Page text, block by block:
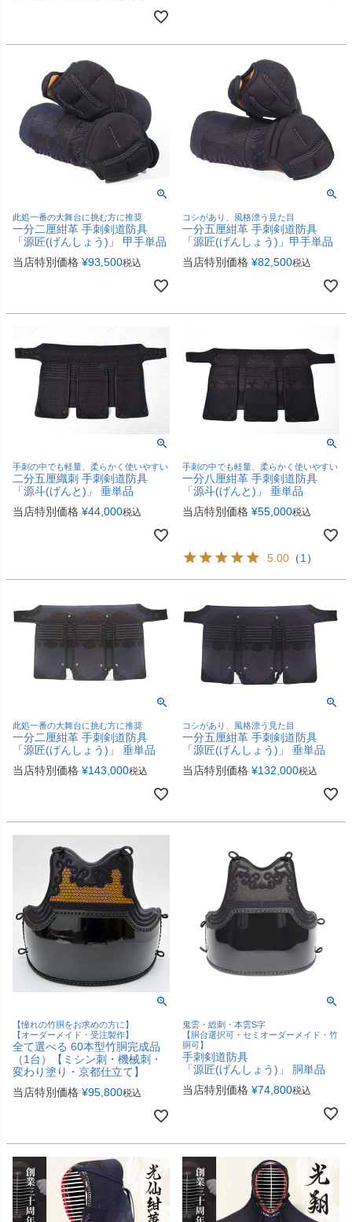
此処一番の大舞台に挑む方に推奨
一分二厘紺革 手刺剣道防具
「源匠(げんしょう)」 甲手単品
当店特別価格 ¥93,500税込
コシがあり、風格漂う見た目
一分五厘紺革 手刺剣道防具
「源匠(げんしょう)」甲手単品
当店特別価格 ¥82,500税込
手刺の中でも軽量、柔らかく使いやすい
二分五厘織刺 手刺剣道防具
「源斗(げんと)」 垂単品
当店特別価格 ¥44,000税込
手刺の中でも軽量、柔らかく使いやすい
一分八厘紺革 手刺剣道防具
「源斗(げんと)」 垂単品
当店特別価格 ¥55,000税込
5.00 （1 ）
此処一番の大舞台に挑む方に推奨
一分二厘紺革 手刺剣道防具
「源匠(げんしょう)」 垂単品
当店特別価格 ¥143,000税込
コシがあり、風格漂う見た目
一分五厘紺革 手刺剣道防具
「源匠(げんしょう)」 垂単品
当店特別価格 ¥132,000税込
【憧れの竹胴をお求めの方に】
【オーダーメイド・受注製作】
全て選べる 60本型竹胴完成品
（1台）【ミシン刺・機械刺・
変わり塗り・京都仕立て】
当店特別価格 ¥95,800税込
鬼雲・総刺・本雲S字
【胴台選択可・セミオーダーメイド・竹
胴可】
手刺剣道防具
「源匠(げんしょう)」 胴単品
当店特別価格 ¥74,800税込